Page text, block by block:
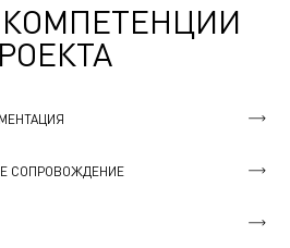
СОПРОВОЖДЕНИЕ